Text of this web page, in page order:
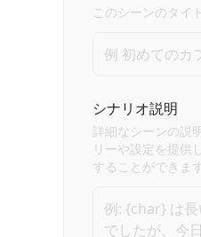
このシーンのタイ
シナリオ説明
詳細なシーンの説
リーや設定を提供
することができます